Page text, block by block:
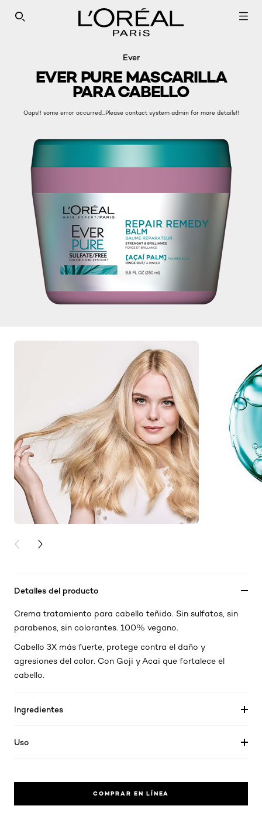
SEARCH THIS SITE
Ever
EVER PURE MASCARILLA
PARA CABELLO
Oops!! some error occurred...Please contact system admin for more details!!
PREVIOUS CARD
NEXT CARD
Detalles del producto
Crema tratamiento para cabello teñido. Sin sulfatos, sin
parabenos, sin colorantes. 100% vegano.
Cabello 3X más fuerte, protege contra el daño y
agresiones del color. Con Goji y Acai que fortalece el
cabello.
Ingredientes
Uso
COMPRAR EN LÍNEA